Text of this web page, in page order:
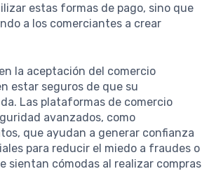
estas formas de pago, sino que
a los comerciantes a crear
la aceptación del comercio
estar seguros de que su
Las plataformas de comercio
avanzados, como
que ayudan a generar confianza
para reducir el miedo a fraudes o
sientan cómodas al realizar compras